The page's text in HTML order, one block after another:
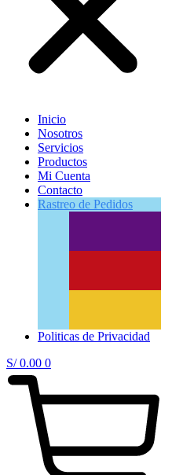
Inicio
Nosotros
Servicios
Productos
Mi Cuenta
Contacto
Rastreo de Pedidos
Politicas de Privacidad
S/0.00 0